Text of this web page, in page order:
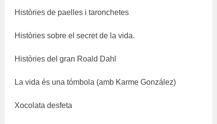
Històries de paelles i taronchetes
Històries sobre el secret de la vida.
Històries del gran Roald Dahl
La vida és una tómbola (amb Karme González)
Xocolata desfeta